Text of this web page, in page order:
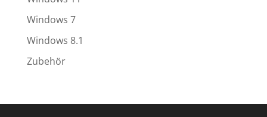
Windows 7
Windows 8.1
Zubehör